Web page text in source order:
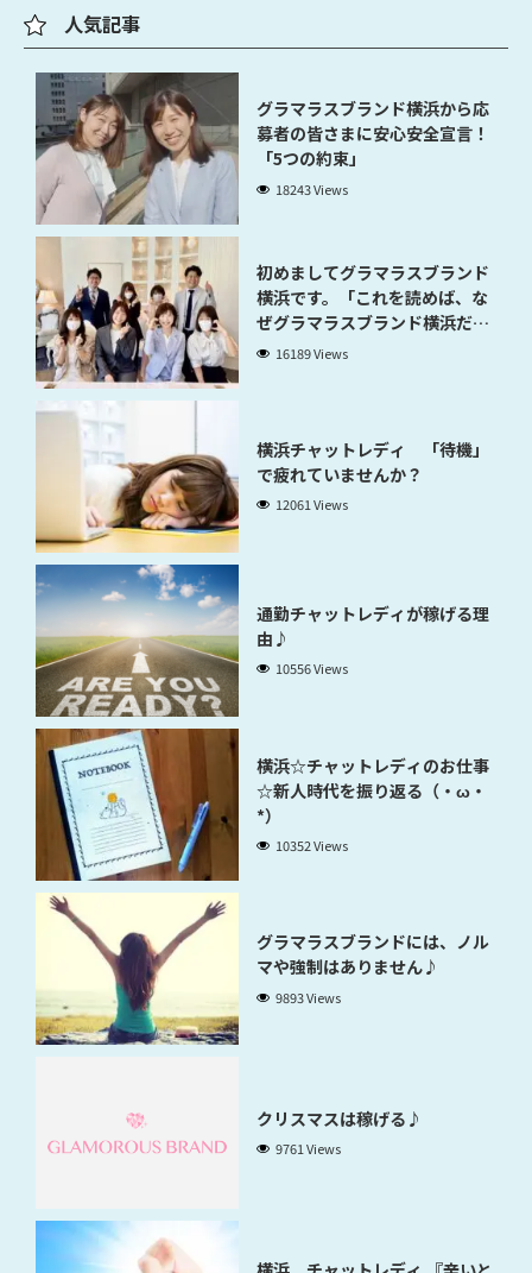
人気記事
グラマラスブランド横浜から応
募者の皆さまに安心安全宣言！
「5つの約束」
18243 Views
初めましてグラマラスブランド
横浜です。「これを読めば、な
ぜグラマラスブランド横浜だと
稼げるのかが分かります」
16189 Views
横浜チャットレディ 「待機」
で疲れていませんか？
12061 Views
通勤チャットレディが稼げる理
由♪
10556 Views
横浜☆チャットレディのお仕事
☆新人時代を振り返る（・ω・
*）
10352 Views
グラマラスブランドには、ノル
マや強制はありません♪
9893 Views
クリスマスは稼げる♪
9761 Views